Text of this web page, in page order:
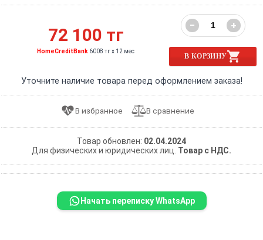
72 100 тг
HomeCreditBank 6008 тг x 12 мес
− +
В КОРЗИНУ
Уточните наличие товара перед оформлением заказа!
Товар обновлен: 02.04.2024
Для физических и юридических лиц. Товар с НДС.
Начать переписку WhatsApp